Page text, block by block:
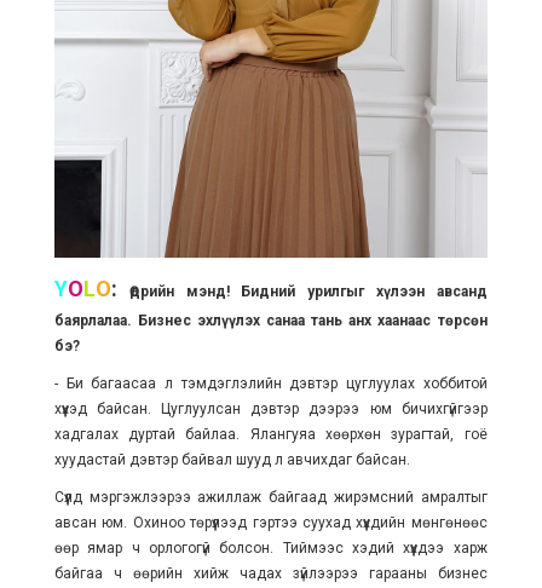
YOLO:
Өдрийн мэнд! Бидний урилгыг хүлээн авсанд
баярлалаа. Бизнес эхлүүлэх санаа тань анх хаанаас төрсөн
бэ?
- Би багаасаа л тэмдэглэлийн дэвтэр цуглуулах хоббитой
хүүхэд байсан. Цуглуулсан дэвтэр дээрээ юм бичихгүйгээр
хадгалах дуртай байлаа. Ялангуяа хөөрхөн зурагтай, гоё
хуудастай дэвтэр байвал шууд л авчихдаг байсан.
Сүүлд мэргэжлээрээ ажиллаж байгаад жирэмсний амралтыг
авсан юм. Охиноо төрүүлээд гэртээ суухад хүүхдийн мөнгөнөөс
өөр ямар ч орлогогүй болсон. Тиймээс хэдий хүүхдээ харж
байгаа ч өөрийн хийж чадах зүйлээрээ гарааны бизнес